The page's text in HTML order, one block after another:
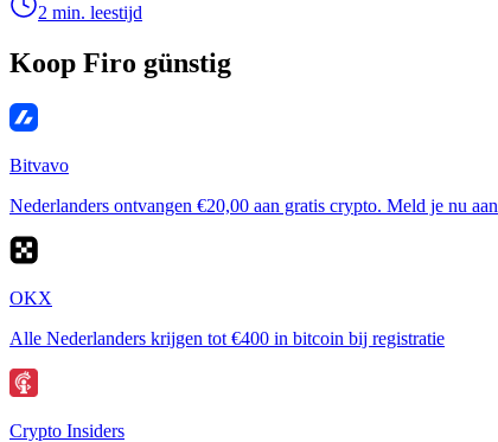
2 min. leestijd
Koop Firo günstig
Bitvavo
Nederlanders ontvangen €20,00 aan gratis crypto. Meld je nu aan
OKX
Alle Nederlanders krijgen tot €400 in bitcoin bij registratie
Crypto Insiders